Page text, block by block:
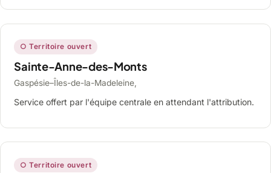
○ Territoire ouvert
Sainte-Anne-des-Monts
Gaspésie–Îles-de-la-Madeleine,
Service offert par l'équipe centrale en attendant l'attribution.
○ Territoire ouvert